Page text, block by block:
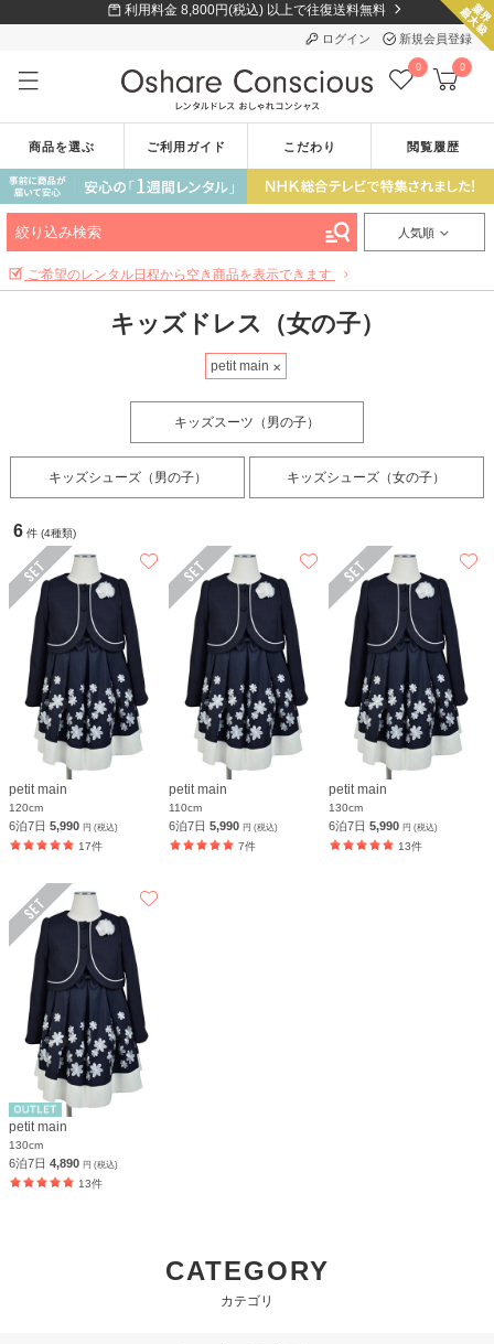
利用料金 8,800円(税込) 以上で往復送料無料
ログイン 新規会員登録
0 0
商品を選ぶ ご利用ガイド こだわり 閲覧履歴
絞り込み検索 人気順
ご希望のレンタル日程から空き商品を表示できます
キッズドレス（女の子）
petit main
キッズスーツ（男の子）
キッズシューズ（男の子） キッズシューズ（女の子）
6 件 (4種類)
petit main
120cm
6泊7日 5,990 円 (税込)
17件
petit main
110cm
6泊7日5,990円 (税込)
7件
petit main
130cm
6泊7日5,990円 (税込)
13件
petit main
130cm
6泊7日 4,890 円 (税込)
13件
CATEGORY
カテゴリ